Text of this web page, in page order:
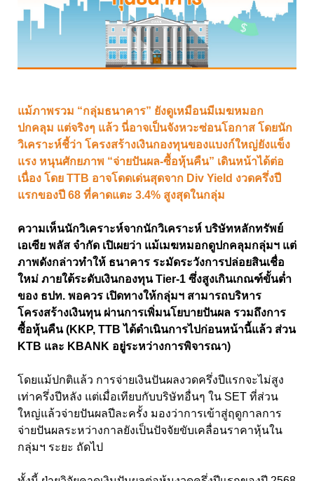
แม้ภาพรวม “กลุ่มธนาคาร” ยังดูเหมือนมีเมฆหมอก
ปกคลุม แต่จริงๆ แล้ว นี่อาจเป็นจังหวะซ่อนโอกาส โดยนัก
วิเคราะห์ชี้ว่า โครงสร้างเงินกองทุนของแบงก์ใหญ่ยังแข็ง
แรง หนุนศักยภาพ “จ่ายปันผล-ซื้อหุ้นคืน” เดินหน้าได้ต่อ
เนื่อง โดย TTB อาจโดดเด่นสุดจาก Div Yield งวดครึ่งปี
แรกของปี 68 ที่คาดแตะ 3.4% สูงสุดในกลุ่ม
ความเห็นนักวิเคราะห์จากนักวิเคราะห์ บริษัทหลักทรัพย์
เอเซีย พลัส จำกัด เปิเผยว่า แม้เมฆหมอกดูปกคลุมกลุ่มฯ แต่
ภาพดังกล่าวทำให้ ธนาคาร ระมัดระวังการปล่อยสินเชื่อ
ใหม่ ภายใต้ระดับเงินกองทุน Tier-1 ซึ่งสูงเกินเกณฑ์ขั้นต่ำ
ของ ธปท. พอควร เปิดทางให้กลุ่มฯ สามารถบริหาร
โครงสร้างเงินทุน ผ่านการเพิ่มนโยบายปันผล รวมถึงการ
ซื้อหุ้นคืน (KKP, TTB ได้ดำเนินการไปก่อนหน้านี้แล้ว ส่วน
KTB และ KBANK อยู่ระหว่างการพิจารณา)
โดยแม้ปกติแล้ว การจ่ายเงินปันผลงวดครึ่งปีแรกจะไม่สูง
เท่าครึ่งปีหลัง แต่เมื่อเทียบกับบริษัทอื่นๆ ใน SET ที่ส่วน
ใหญ่แล้วจ่ายปันผลปีละครั้ง มองว่าการเข้าสู่ฤดูกาลการ
จ่ายปันผลระหว่างกาลยังเป็นปัจจัยขับเคลื่อนราคาหุ้นใน
กลุ่มฯ ระยะ ถัดไป